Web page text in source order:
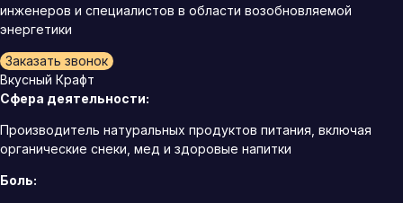
инженеров и специалистов в области возобновляемой
энергетики
Заказать звонок
Вкусный Крафт
Сфера деятельности:
Производитель натуральных продуктов питания, включая
органические снеки, мед и здоровые напитки
Боль: